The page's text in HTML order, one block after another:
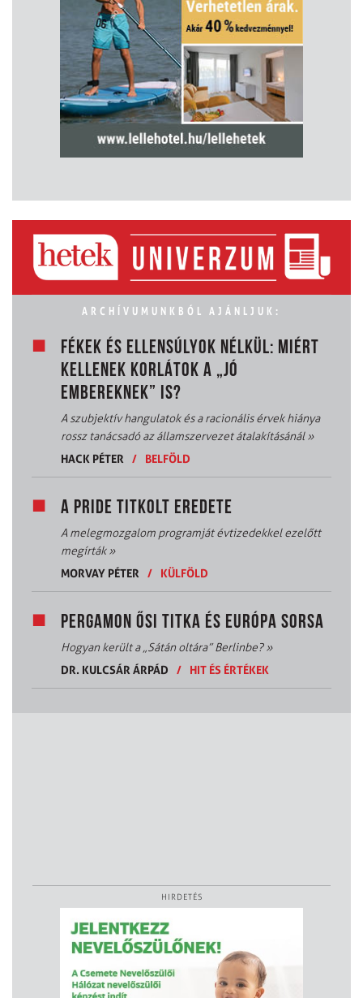
ARCHÍVUMUNKBÓL AJÁNLJUK:
FÉKEK ÉS ELLENSÚLYOK NÉLKÜL: MIÉRT
KELLENEK KORLÁTOK A „JÓ
EMBEREKNEK” IS?
A szubjektív hangulatok és a racionális érvek hiánya
rossz tanácsadó az államszervezet átalakításánál»
HACK PÉTER
/ BELFÖLD
A PRIDE TITKOLT EREDETE
A melegmozgalom programját évtizedekkel ezelőtt
megírták»
MORVAY PÉTER
/ KÜLFÖLD
PERGAMON ŐSI TITKA ÉS EURÓPA SORSA
Hogyan került a „Sátán oltára” Berlinbe?»
DR. KULCSÁR ÁRPÁD
/ HIT ÉS ÉRTÉKEK
HIRDETÉS